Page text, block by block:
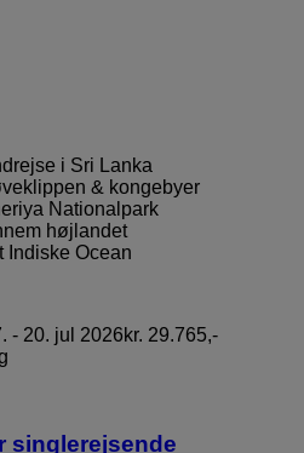
i Sri Lanka
& kongebyer
Nationalpark
højlandet
Indiske Ocean
- 20. jul 2026kr. 29.765,-
singlerejsende